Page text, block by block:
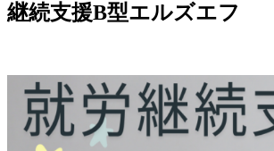
継続支援B型エルズエフ